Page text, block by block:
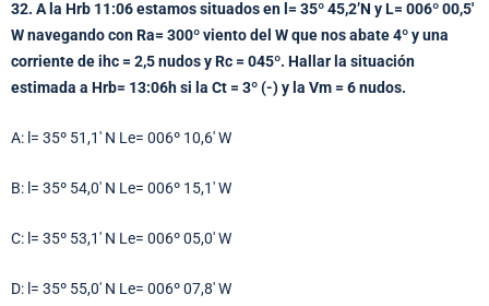
32. A la Hrb 11:06 estamos situados en l= 35º 45,2’N y L= 006º 00,5′
W navegando con Ra= 300º viento del W que nos abate 4º y una
corriente de ihc = 2,5 nudos y Rc = 045º. Hallar la situación
estimada a Hrb= 13:06h si la Ct = 3º (-) y la Vm = 6 nudos.
A: l= 35º 51,1′ N Le= 006º 10,6′ W
B: l= 35º 54,0′ N Le= 006º 15,1′ W
C: l= 35º 53,1′ N Le= 006º 05,0′ W
D: l= 35º 55,0′ N Le= 006º 07,8′ W